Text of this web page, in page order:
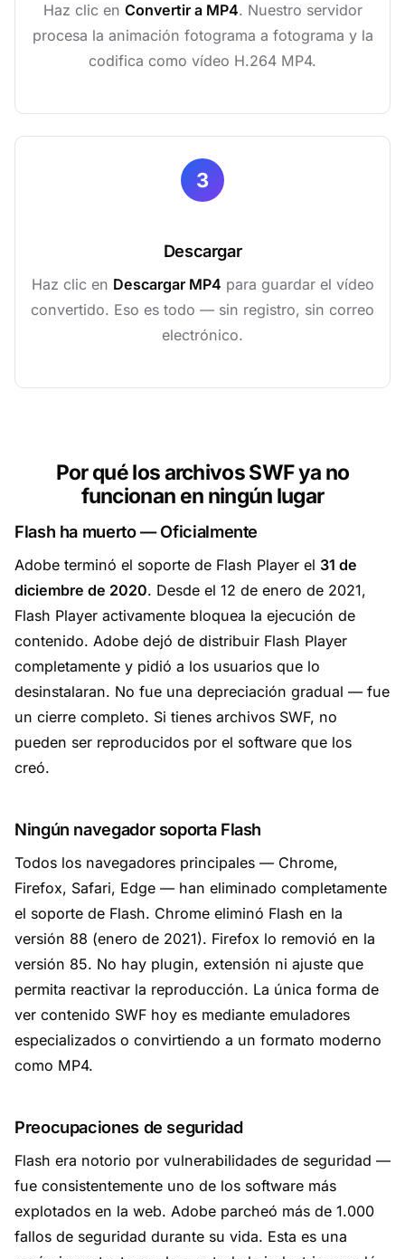
Haz clic en Convertir a MP4. Nuestro servidor
procesa la animación fotograma a fotograma y la
codifica como vídeo H.264 MP4.
3
Descargar
Haz clic en Descargar MP4 para guardar el vídeo
convertido. Eso es todo — sin registro, sin correo
electrónico.
Por qué los archivos SWF ya no
funcionan en ningún lugar
Flash ha muerto — Oficialmente
Adobe terminó el soporte de Flash Player el 31 de
diciembre de 2020. Desde el 12 de enero de 2021,
Flash Player activamente bloquea la ejecución de
contenido. Adobe dejó de distribuir Flash Player
completamente y pidió a los usuarios que lo
desinstalaran. No fue una depreciación gradual — fue
un cierre completo. Si tienes archivos SWF, no
pueden ser reproducidos por el software que los
creó.
Ningún navegador soporta Flash
Todos los navegadores principales — Chrome,
Firefox, Safari, Edge — han eliminado completamente
el soporte de Flash. Chrome eliminó Flash en la
versión 88 (enero de 2021). Firefox lo removió en la
versión 85. No hay plugin, extensión ni ajuste que
permita reactivar la reproducción. La única forma de
ver contenido SWF hoy es mediante emuladores
especializados o convirtiendo a un formato moderno
como MP4.
Preocupaciones de seguridad
Flash era notorio por vulnerabilidades de seguridad —
fue consistentemente uno de los software más
explotados en la web. Adobe parcheó más de 1.000
fallos de seguridad durante su vida. Esta es una